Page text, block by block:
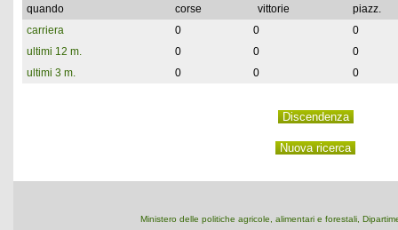
quando corse vittorie
piazz.
carriera
0 0
0
ultimi 12 m.
0 0
0
ultimi 3 m.
0 0 0
Ministero delle politiche agricole, alimentari e forestali,